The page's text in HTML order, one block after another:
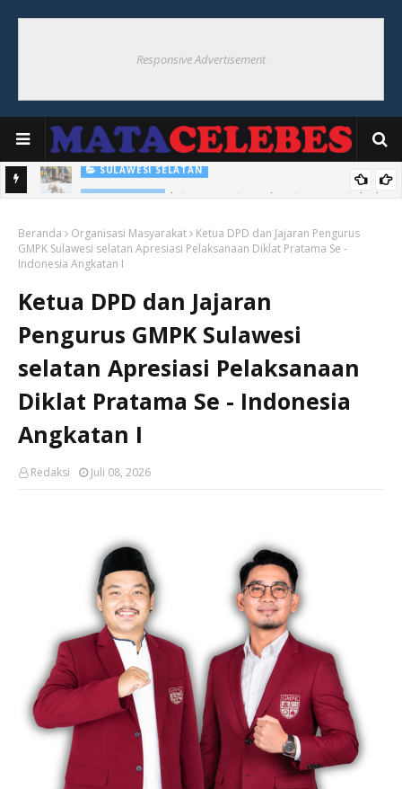
Responsive Advertisement
SULAWESI SELATAN
300 Unit Pompa Air Untuk Pertanian Disiapkan Pemprov Sulsel
PERTANIAN
Beranda Organisasi Masyarakat
Ketua DPD dan Jajaran Pengurus
GMPK Sulawesi selatan Apresiasi Pelaksanaan Diklat Pratama Se -
Indonesia Angkatan I
Ketua DPD dan Jajaran
Pengurus GMPK Sulawesi
selatan Apresiasi Pelaksanaan
Diklat Pratama Se - Indonesia
Angkatan I
Redaksi Juli 08, 2026